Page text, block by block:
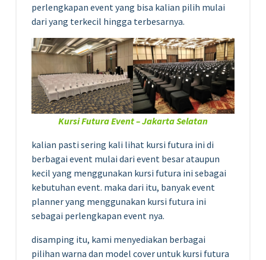
perlengkapan event yang bisa kalian pilih mulai
dari yang terkecil hingga terbesarnya.
Kursi Futura Event – Jakarta Selatan
kalian pasti sering kali lihat kursi futura ini di
berbagai event mulai dari event besar ataupun
kecil yang menggunakan kursi futura ini sebagai
kebutuhan event. maka dari itu, banyak event
planner yang menggunakan kursi futura ini
sebagai perlengkapan event nya.
disamping itu, kami menyediakan berbagai
pilihan warna dan model cover untuk kursi futura